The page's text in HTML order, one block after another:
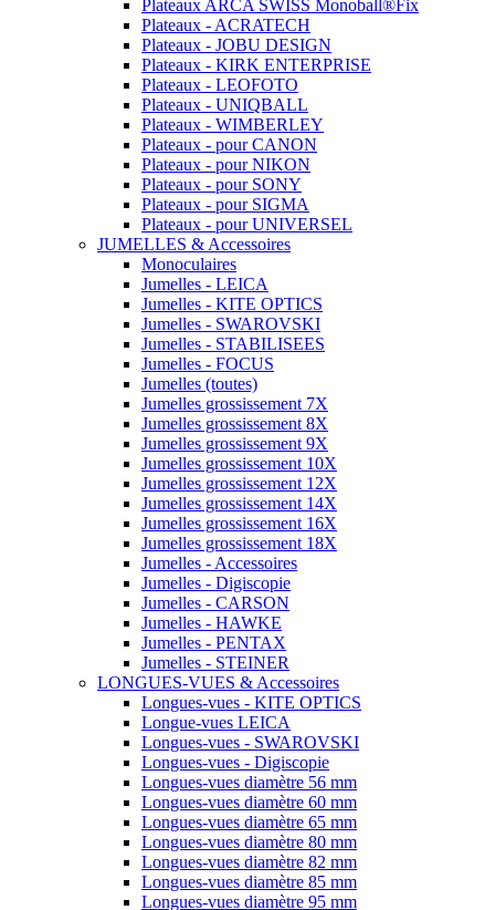
Plateaux ARCA SWISS Monoball®Fix
Plateaux - ACRATECH
Plateaux - JOBU DESIGN
Plateaux - KIRK ENTERPRISE
Plateaux - LEOFOTO
Plateaux - UNIQBALL
Plateaux - WIMBERLEY
Plateaux - pour CANON
Plateaux - pour NIKON
Plateaux - pour SONY
Plateaux - pour SIGMA
Plateaux - pour UNIVERSEL
JUMELLES & Accessoires
Monoculaires
Jumelles - LEICA
Jumelles - KITE OPTICS
Jumelles - SWAROVSKI
Jumelles - STABILISEES
Jumelles - FOCUS
Jumelles (toutes)
Jumelles grossissement 7X
Jumelles grossissement 8X
Jumelles grossissement 9X
Jumelles grossissement 10X
Jumelles grossissement 12X
Jumelles grossissement 14X
Jumelles grossissement 16X
Jumelles grossissement 18X
Jumelles - Accessoires
Jumelles - Digiscopie
Jumelles - CARSON
Jumelles - HAWKE
Jumelles - PENTAX
Jumelles - STEINER
LONGUES-VUES & Accessoires
Longues-vues - KITE OPTICS
Longue-vues LEICA
Longues-vues - SWAROVSKI
Longues-vues - Digiscopie
Longues-vues diamètre 56 mm
Longues-vues diamètre 60 mm
Longues-vues diamètre 65 mm
Longues-vues diamètre 80 mm
Longues-vues diamètre 82 mm
Longues-vues diamètre 85 mm
Longues-vues diamètre 95 mm